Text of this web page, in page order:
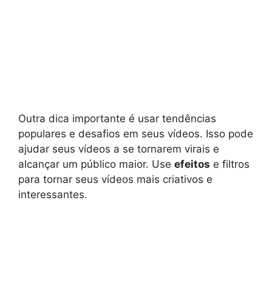
Outra dica importante é usar tendências
populares e desafios em seus vídeos. Isso pode
ajudar seus vídeos a se tornarem virais e
alcançar um público maior. Use efeitos e filtros
para tornar seus vídeos mais criativos e
interessantes.